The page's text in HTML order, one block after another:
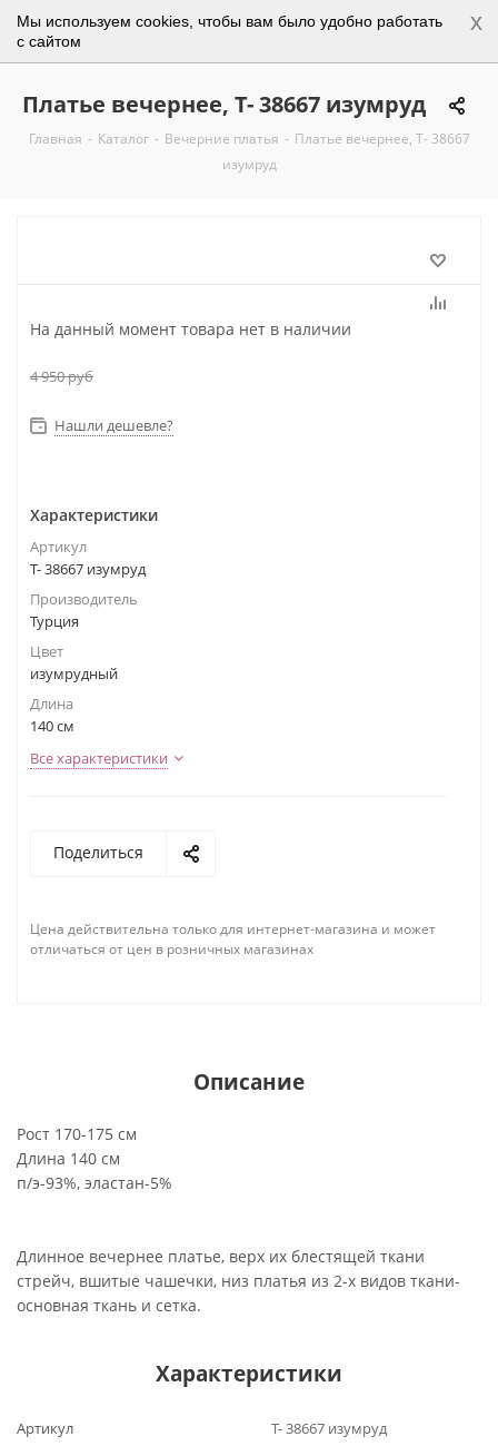
Мы используем cookies, чтобы вам было удобно работать
с сайтом
x
0
Платье вечернее, Т- 38667 изумруд
Главная - Каталог - Вечерние платья - Платье вечернее, Т- 38667
изумруд
На данный момент товара нет в наличии
4 950руб
Нашли дешевле?
Характеристики
Артикул
Т- 38667 изумруд
Производитель
Турция
Цвет
изумрудный
Длина
140 см
Все характеристики
Поделиться
Цена действительна только для интернет-магазина и может
отличаться от цен в розничных магазинах
Описание
Рост 170-175 см
Длина 140 см
п/э-93%, эластан-5%
Длинное вечернее платье, верх их блестящей ткани
стрейч, вшитые чашечки, низ платья из 2-х видов ткани-
основная ткань и сетка.
Характеристики
Артикул
Т- 38667 изумруд